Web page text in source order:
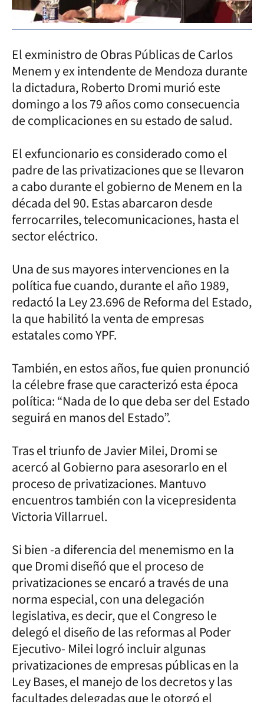
El exministro de Obras Públicas de Carlos
Menem y ex intendente de Mendoza durante
la dictadura, Roberto Dromi murió este
domingo a los 79 años como consecuencia
de complicaciones en su estado de salud.
El exfuncionario es considerado como el
padre de las privatizaciones que se llevaron
a cabo durante el gobierno de Menem en la
década del 90. Estas abarcaron desde
ferrocarriles, telecomunicaciones, hasta el
sector eléctrico.
Una de sus mayores intervenciones en la
política fue cuando, durante el año 1989,
redactó la Ley 23.696 de Reforma del Estado,
la que habilitó la venta de empresas
estatales como YPF.
También, en estos años, fue quien pronunció
la célebre frase que caracterizó esta época
política: “Nada de lo que deba ser del Estado
seguirá en manos del Estado”.
Tras el triunfo de Javier Milei, Dromi se
acercó al Gobierno para asesorarlo en el
proceso de privatizaciones. Mantuvo
encuentros también con la vicepresidenta
Victoria Villarruel.
Si bien -a diferencia del menemismo en la
que Dromi diseñó que el proceso de
privatizaciones se encaró a través de una
norma especial, con una delegación
legislativa, es decir, que el Congreso le
delegó el diseño de las reformas al Poder
Ejecutivo- Milei logró incluir algunas
privatizaciones de empresas públicas en la
Ley Bases, el manejo de los decretos y las